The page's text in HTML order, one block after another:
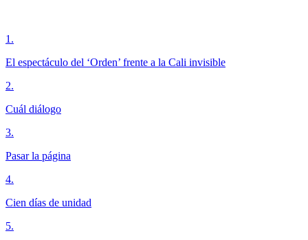
1 .
El espectáculo del ‘Orden’ frente a la Cali invisible
2.
Cuál diálogo
3.
Pasar la página
4.
Cien días de unidad
5.